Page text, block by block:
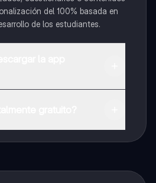
del 100% basada en
de los estudiantes.